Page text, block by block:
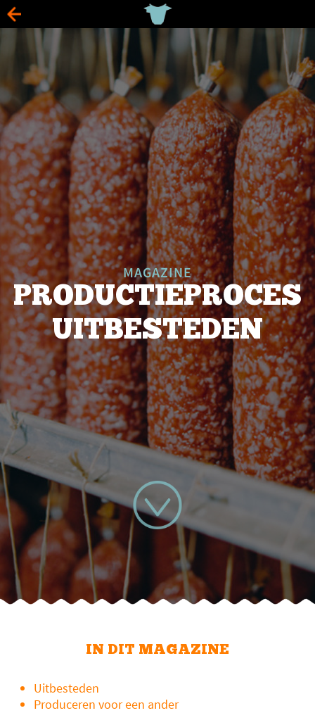
MAGAZINE
PRODUCTIEPROCES
UITBESTEDEN
IN DIT MAGAZINE
Uitbesteden
Produceren voor een ander